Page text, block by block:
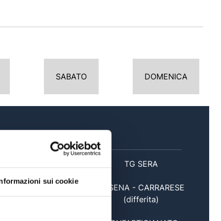
sui cookie
SABATO DOMENICA
TG SERA
21:00
CESENA - CARRARESE
(differita)